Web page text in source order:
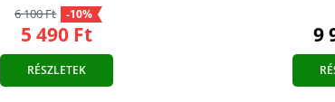
6 100 Ft
-10%
5 490 Ft
RÉSZLETEK
9